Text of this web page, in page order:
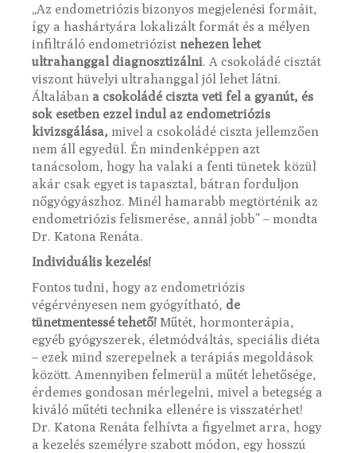
„Az endometriózis bizonyos megjelenési formáit,
így a hashártyára lokalizált formát és a mélyen
infiltráló endometriózist nehezen lehet
ultrahanggal diagnosztizálni. A csokoládé cisztát
viszont hüvelyi ultrahanggal jól lehet látni.
Általában a csokoládé ciszta veti fel a gyanút, és
sok esetben ezzel indul az endometriózis
kivizsgálása, mivel a csokoládé ciszta jellemzően
nem áll egyedül. Én mindenképpen azt
tanácsolom, hogy ha valaki a fenti tünetek közül
akár csak egyet is tapasztal, bátran forduljon
nőgyógyászhoz. Minél hamarabb megtörténik az
endometriózis felismerése, annál jobb” – mondta
Dr. Katona Renáta.
Individuális kezelés!
Fontos tudni, hogy az endometriózis
végérvényesen nem gyógyítható, de
tünetmentessé tehető! Műtét, hormonterápia,
egyéb gyógyszerek, életmódváltás, speciális diéta
– ezek mind szerepelnek a terápiás megoldások
között. Amennyiben felmerül a műtét lehetősége,
érdemes gondosan mérlegelni, mivel a betegség a
kiváló műtéti technika ellenére is visszatérhet!
Dr. Katona Renáta felhívta a figyelmet arra, hogy
a kezelés személyre szabott módon, egy hosszú